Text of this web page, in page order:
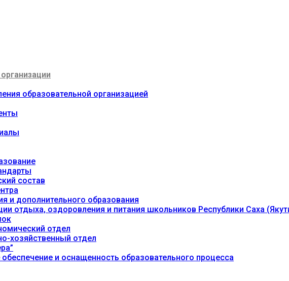
образовательной организацией
состав
и дополнительного образования
отдыха, оздоровления и питания школьников Республики Саха
отдел
хозяйственный отдел
и оснащенность образовательного процесса